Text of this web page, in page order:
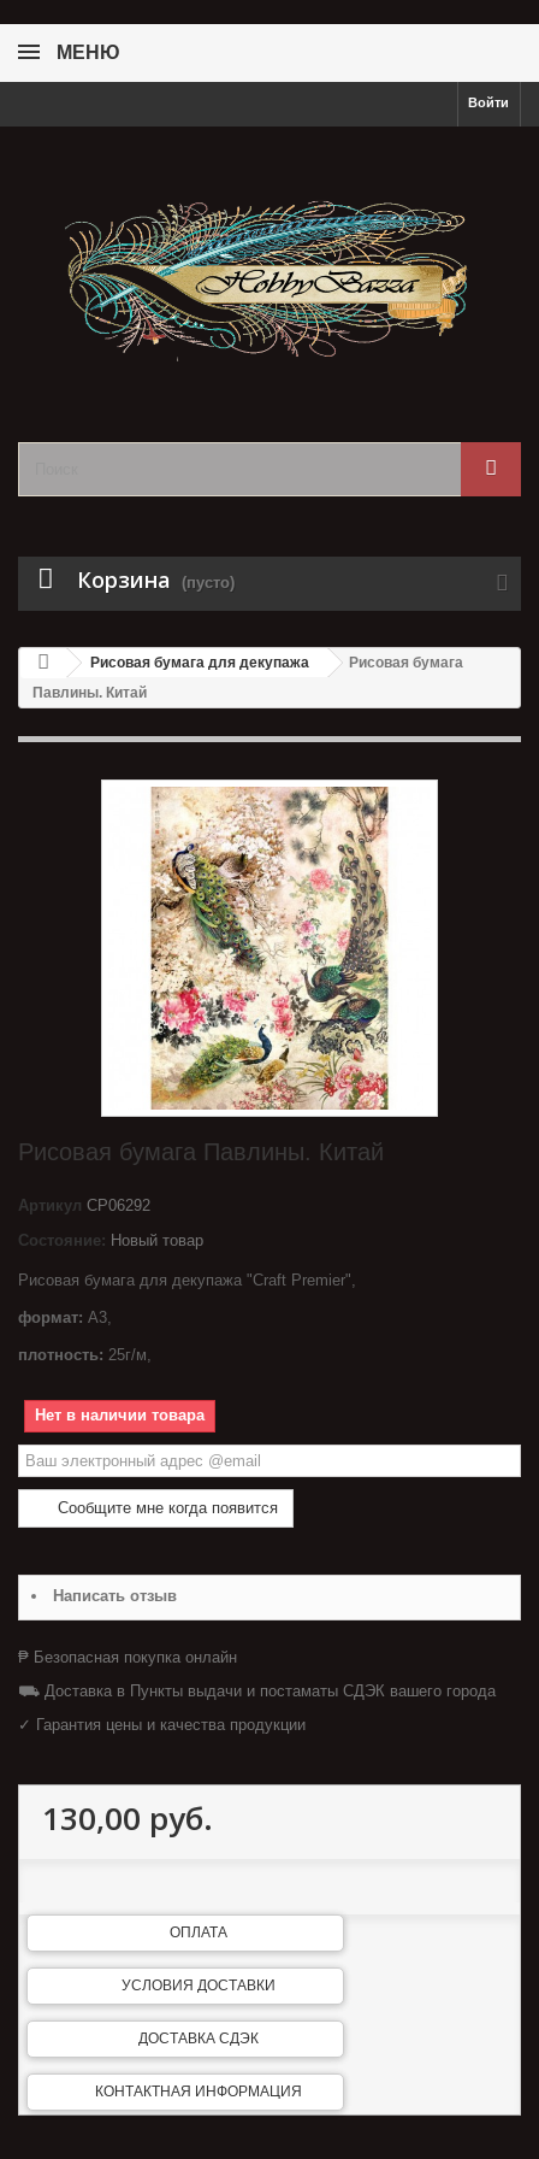
МЕНЮ
Войти
Корзина (пусто)
Рисовая бумага для декупажа
Рисовая бумага
Павлины. Китай
Рисовая бумага Павлины. Китай
Артикул CP06292
Состояние: Новый товар
Рисовая бумага для декупажа "Craft Premier",
формат: A3,
плотность: 25г/м,
Нет в наличии товара
Сообщите мне когда появится
Написать отзыв
₱ Безопасная покупка онлайн
⛟ Доставка в Пункты выдачи и постаматы СДЭК вашего города
✓ Гарантия цены и качества продукции
130,00 руб.
ОПЛАТА
УСЛОВИЯ ДОСТАВКИ
ДОСТАВКА СДЭК
КОНТАКТНАЯ ИНФОРМАЦИЯ